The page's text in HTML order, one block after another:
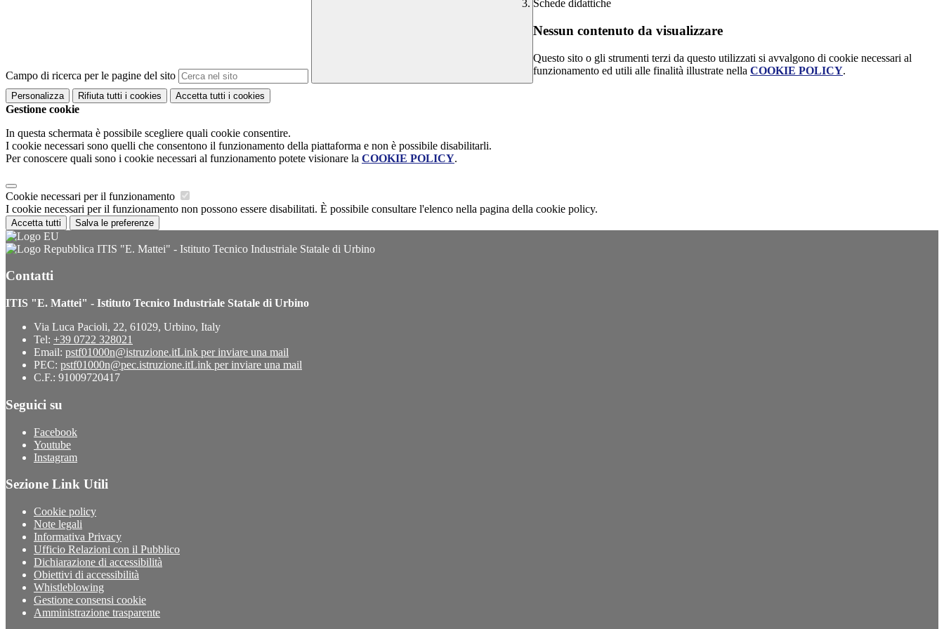
Campo di ricerca per le pagine del sito
Schede didattiche
Nessun contenuto da visualizzare
Questo sito o gli strumenti terzi da questo utilizzati si avvalgono di cookie necessari al
funzionamento ed utili alle finalità illustrate nella COOKIE POLICY.
Personalizza Rifiuta tutti i cookies Accetta tutti i cookies
Gestione cookie
In questa schermata è possibile scegliere quali cookie consentire.
I cookie necessari sono quelli che consentono il funzionamento della piattaforma e non è possibile disabilitarli.
Per conoscere quali sono i cookie necessari al funzionamento potete visionare la COOKIE POLICY.
Cookie necessari per il funzionamento
I cookie necessari per il funzionamento non possono essere disabilitati. È possibile consultare l'elenco nella pagina della cookie policy.
Accetta tutti Salva le preferenze
ITIS "E. Mattei" - Istituto Tecnico Industriale Statale di Urbino
Contatti
ITIS "E. Mattei" - Istituto Tecnico Industriale Statale di Urbino
Via Luca Pacioli, 22, 61029, Urbino, Italy
Tel: +39 0722 328021
Email: pstf01000n@istruzione.itLink per inviare una mail
PEC: pstf01000n@pec.istruzione.itLink per inviare una mail
C.F.: 91009720417
Seguici su
Facebook
Youtube
Instagram
Sezione Link Utili
Cookie policy
Note legali
Informativa Privacy
Ufficio Relazioni con il Pubblico
Dichiarazione di accessibilità
Obiettivi di accessibilità
Whistleblowing
Gestione consensi cookie
Amministrazione trasparente